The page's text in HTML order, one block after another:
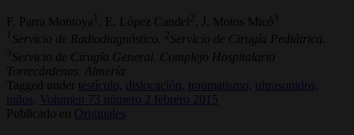
F. Parra Montoya 1 , E. López Candel , J. Motos Micó 3
1 Servicio de Radiodiagnóstico. 2 Servicio de Cirugía Pediátrica.
3 Servicio de Cirugía General. Complejo Hospitalario
Torrecárdenas. Almería
Tagged under
testículo, dislocación, traumatismo, ultrasonidos,
niños,
Volumen 73 número 2 febrero 2015
Publicado en
Originales